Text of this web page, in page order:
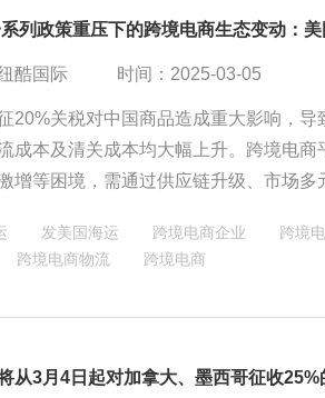
酷国际 时间：2025-03-05
20%关税对中国商品造成重大影响，导
成本及清关成本均大幅上升。跨境电
增等困境，需通过供应链升级、市场多
发美国海运 跨境电商企业
跨境
跨境电商物流 跨境电商